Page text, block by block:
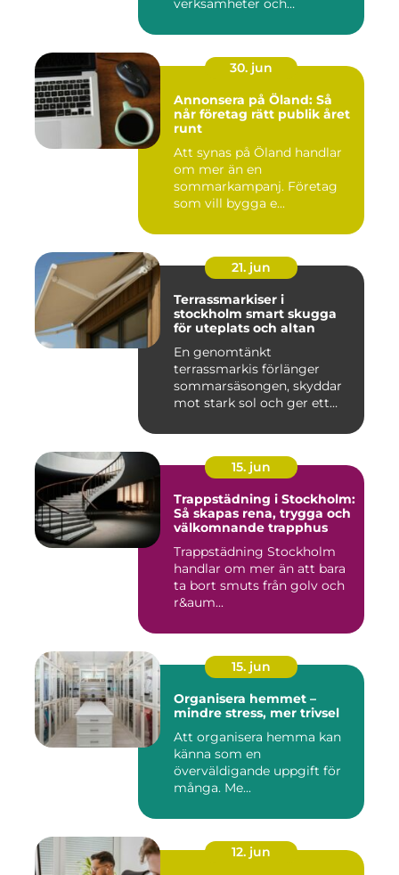
verksamheter och
30. jun
Annonsera på Öland: Så
når företag rätt publik året
runt
Att synas på Öland handlar
om mer än en
sommarkampanj. Företag
som vill bygga e...
21. jun
Terrassmarkiser i
stockholm smart skugga
för uteplats och altan
En genomtänkt
terrassmarkis förlänger
sommarsäsongen, skyddar
mot stark sol och ger ett
15. jun
Trappstädning i Stockholm:
Så skapas rena, trygga och
välkomnande trapphus
Trappstädning Stockholm
handlar om mer än att bara
ta bort smuts från golv och
r&aum...
15. jun
Organisera hemmet –
mindre stress, mer trivsel
Att organisera hemma kan
känna som en
överväldigande uppgift för
många. Me...
12. jun